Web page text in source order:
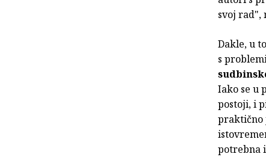
svoj rad",
Dakle, u
s
Iako se u
postoji, i
praktično
potrebna